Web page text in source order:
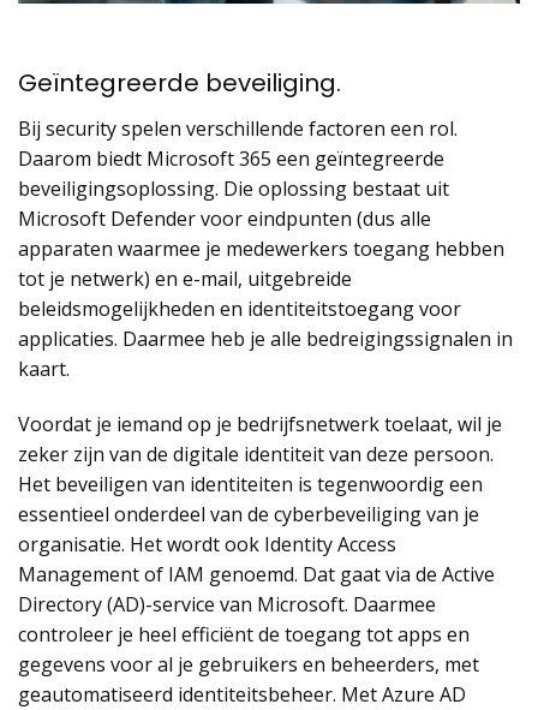
Geïntegreerde beveiliging.
Bij security spelen verschillende factoren een rol.
Daarom biedt Microsoft 365 een geïntegreerde
beveiligingsoplossing. Die oplossing bestaat uit
Microsoft Defender voor eindpunten (dus alle
apparaten waarmee je medewerkers toegang hebben
tot je netwerk) en e-mail, uitgebreide
beleidsmogelijkheden en identiteitstoegang voor
applicaties. Daarmee heb je alle bedreigingssignalen in
kaart.
Voordat je iemand op je bedrijfsnetwerk toelaat, wil je
zeker zijn van de digitale identiteit van deze persoon.
Het beveiligen van identiteiten is tegenwoordig een
essentieel onderdeel van de cyberbeveiliging van je
organisatie. Het wordt ook Identity Access
Management of IAM genoemd. Dat gaat via de Active
Directory (AD)-service van Microsoft. Daarmee
controleer je heel efficiënt de toegang tot apps en
gegevens voor al je gebruikers en beheerders, met
geautomatiseerd identiteitsbeheer. Met Azure AD